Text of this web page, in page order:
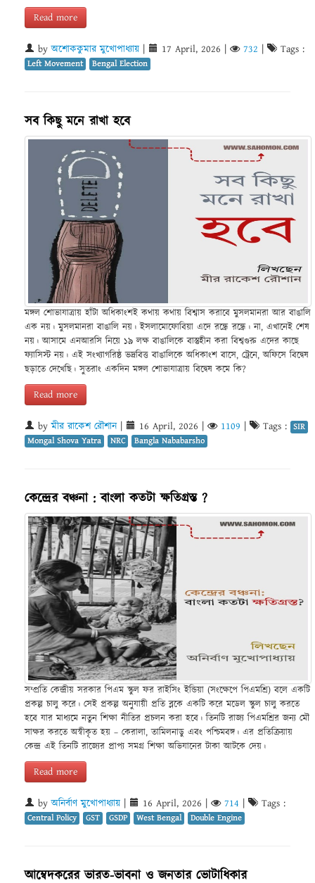
Read more
byঅশোককুমার মুখোপাধ্যায় | 17 April, 2026 | 732 | Tags :
Left Movement Bengal Election
সব কিছু মনে রাখা হবে
মঙ্গল শোভাযাত্রায় হাঁটা অধিকাংশই কথায় কথায় বিশ্বাস করাবে মুসলমানরা আর বাঙালি
এক নয়। মুসলমানরা বাঙালি নয়। ইসলামোফোবিয়া এদে রন্ধ্রে রন্ধ্রে। না, এখানেই শেষ
নয়। আসামে এনআরসি নিয়ে ১৯ লক্ষ বাঙালিকে বাস্তুহীন করা বিশ্বগুরু এদের কাছে
ফ্যাসিস্ট নয়। এই সংখ্যাগরিষ্ঠ ভদ্রবিত্ত বাঙালিকে অধিকাংশ বাসে, ট্রেনে, অফিসে বিদ্বেষ
ছড়াতে দেখেছি। সুতরাং একদিন মঙ্গল শোভাযাত্রায় বিদ্বেষ কমে কি?
Read more
byমীর রাকেশ রৌশান| 16 April, 2026 | 1109 | Tags : SIR
Mongal Shova Yatra
NRC Bangla Nababarsho
কেন্দ্রের বঞ্চনা : বাংলা কতটা ক্ষতিগ্রস্ত ?
সম্প্রতি কেন্দ্রীয় সরকার পিএম স্কুল ফর রাইসিং ইন্ডিয়া (সংক্ষেপে পিএমশ্রি) বলে একটি
প্রকল্প চালু করে। সেই প্রকল্প অনুযায়ী প্রতি ব্লকে একটি করে মডেল স্কুল চালু করতে
হবে যার মাধ্যমে নতুন শিক্ষা নীতির প্রচলন করা হবে। তিনটি রাজ্য পিএমশ্রির জন্য মৌ
সাক্ষর করতে অস্বীকৃত হয় – কেরালা, তামিলনাডু এবং পশ্চিমবঙ্গ। এর প্রতিক্রিয়ায়
কেন্দ্র এই তিনটি রাজ্যের প্রাপ্য সমগ্র শিক্ষা অভিযানের টাকা আটকে দেয়।
Read more
byঅনির্বাণ মুখোপাধ্যায় | 16 April, 2026 | 714 | Tags :
Central Policy GST GSDP West Bengal Double Engine
আম্বেদকরের ভারত-ভাবনা ও জনতার ভোটাধিকার